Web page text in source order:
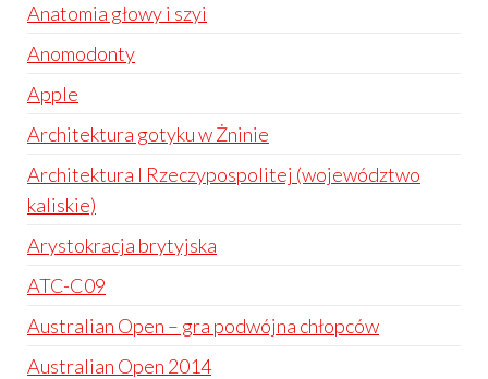
Anatomia głowy i szyi
Anomodonty
Apple
Architektura gotyku w Żninie
Architektura I Rzeczypospolitej (województwo
kaliskie)
Arystokracja brytyjska
ATC-C09
Australian Open – gra podwójna chłopców
Australian Open 2014